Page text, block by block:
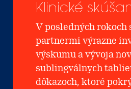
Klinické
V posledných rokoch
partnermi výrazne
výskumu a vývoja
sublingválnych
dôkazoch, ktoré